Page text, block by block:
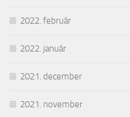
2022. február
2022. január
2021. december
2021. november